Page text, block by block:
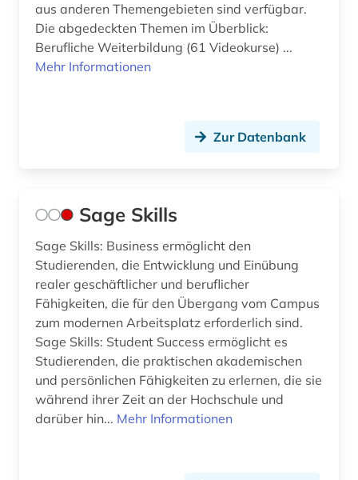
aus anderen Themengebieten sind verfügbar.
Die abgedeckten Themen im Überblick:
Berufliche Weiterbildung (61 Videokurse) ...
Mehr Informationen
Zur Datenbank
Sage Skills
Sage Skills: Business ermöglicht den
Studierenden, die Entwicklung und Einübung
realer geschäftlicher und beruflicher
Fähigkeiten, die für den Übergang vom Campus
zum modernen Arbeitsplatz erforderlich sind.
Sage Skills: Student Success ermöglicht es
Studierenden, die praktischen akademischen
und persönlichen Fähigkeiten zu erlernen, die sie
während ihrer Zeit an der Hochschule und
darüber hin... Mehr Informationen